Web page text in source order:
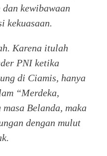
kewibawaan
kekuasaan.
Karena itulah
PNI ketika
di Ciamis, hanya
“Merdeka,
Belanda, maka
dengan mulut